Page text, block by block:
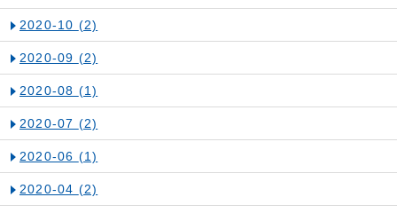
2020-10 (2)
2020-09 (2)
2020-08 (1)
2020-07 (2)
2020-06 (1)
2020-04 (2)